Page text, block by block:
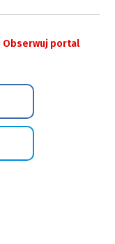
Obserwuj portal